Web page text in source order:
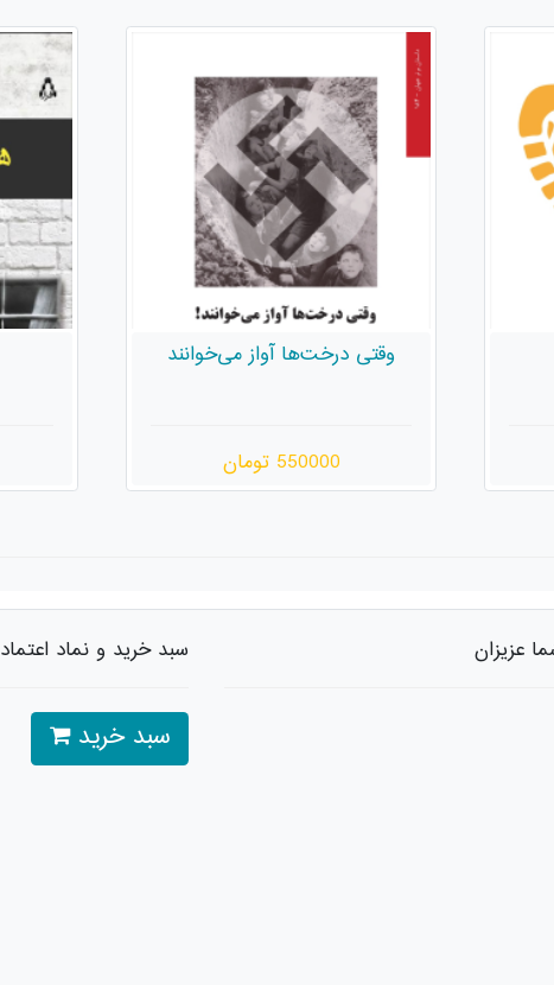
وقتی درخت‌ها آواز می‌خوانند
550000 تومان
عزیزان سبد خرید و نماد اعتماد
سبد خرید